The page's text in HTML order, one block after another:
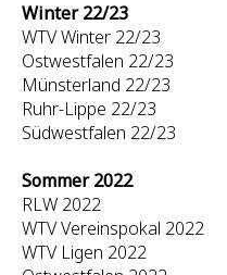
Winter 22/23
WTV Winter 22/23
Ostwestfalen 22/23
Münsterland 22/23
Ruhr-Lippe 22/23
Südwestfalen 22/23
Sommer 2022
RLW 2022
WTV Vereinspokal 2022
WTV Ligen 2022